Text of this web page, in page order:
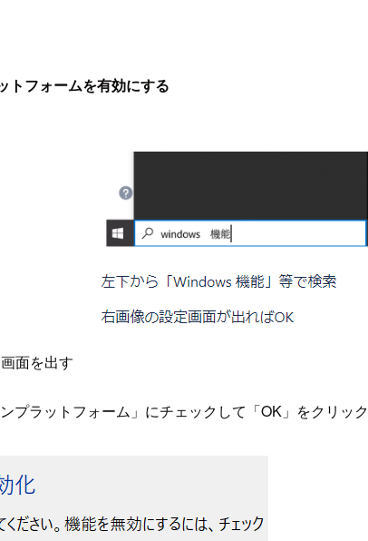
フォームを有効にする
面を出す
プラットフォーム」にチェックして「OK」をクリック